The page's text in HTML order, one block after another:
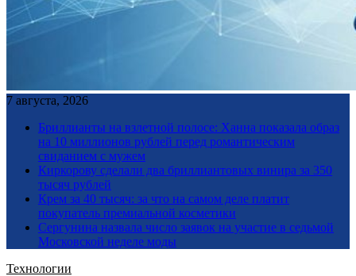
7 августа, 2026
Бриллианты на взлетной полосе: Ханна показала образ
на 10 миллионов рублей перед романтическим
свиданием с мужем
Киркорову сделали два бриллиантовых винира за 350
тысяч рублей
Крем за 40 тысяч: за что на самом деле платит
покупатель премиальной косметики
Сергунина назвала число заявок на участие в седьмой
Московской неделе моды
Технологии